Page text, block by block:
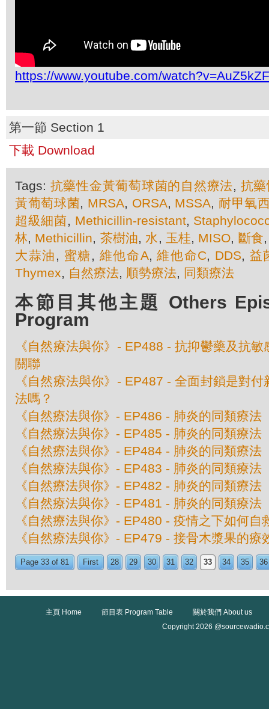
https://www.youtube.com/
第一節 Section 1
下載 Download
Tags: 抗藥性金黃葡萄球菌的自然療法, 抗
黃葡萄球菌, MRSA, ORSA, MSSA, 耐甲氧
超級細菌, Methicillin-resistant,
林, Methicillin, 茶樹油, 水, 玉桂, MISO, 斷食
大蒜油 , 蜜糖, 維他命A,維他命C, DDS, 益
Thymex, 自然療法, 順勢療法, 同類療法
本節目其他主題 Others
Program
《自然療法與你》- EP488 - 抗抑鬱藥及抗
關聯
《自然療法與你》- EP487 - 全面封鎖是對
法嗎？
《自然療法與你》- EP486 - 肺炎的同類療法
《自然療法與你》- EP485 - 肺炎的同類療法
《自然療法與你》- EP484 - 肺炎的同類療法
《自然療法與你》- EP483 - 肺炎的同類療法
《自然療法與你》- EP482 - 肺炎的同類療法
《自然療法與你》- EP481 - 肺炎的同類療法
《自然療法與你》- EP480 - 疫情之下如何自
《自然療法與你》- EP479 - 接骨木漿果的療
Page 33 of 81 First 28 29 30 31 32 33 34 35 36
主頁 Home 節目表 Program Table
關於我們 About us
Copyright 2026